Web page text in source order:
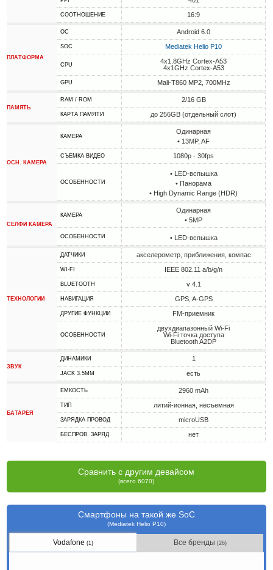
СООТНОШЕНИЕ 16:9
ПЛАТФОРМА
ОС Android 6.0
SOC Mediatek Helio P10
CPU
4x1.8GHz Cortex-A53
4x1GHz Cortex-A53
GPU Mali-T860 MP2, 700MHz
ПАМЯТЬ
RAM / ROM 2/16 GB
КАРТА ПАМЯТИ до 256GB (отдельный слот)
ОСН. КАМЕРА
КАМЕРА
Одинарная
• 13MP, AF
СЪЕМКА ВИДЕО 1080p - 30fps
ОСОБЕННОСТИ
• LED-вспышка
• Панорама
• High Dynamic Range (HDR)
СЕЛФИ КАМЕРА
КАМЕРА
Одинарная
• 5MP
ОСОБЕННОСТИ • LED-вспышка
ТЕХНОЛОГИИ
ДАТЧИКИ акселерометр, приближения, компас
WI-FI IEEE 802.11 a/b/g/n
BLUETOOTH v 4.1
НАВИГАЦИЯ GPS, A-GPS
ДРУГИЕ ФУНКЦИИ FM-приемник
ОСОБЕННОСТИ
двухдиапазонный Wi-Fi
Wi-Fi точка доступа
Bluetooth A2DP
ЗВУК
ДИНАМИКИ 1
JACK 3.5MM есть
БАТАРЕЯ
ЕМКОСТЬ 2960 mAh
ТИП литий-ионная, несъемная
ЗАРЯДКА ПРОВОД microUSB
БЕСПРОВ. ЗАРЯД. нет
Сравнить с другим девайсом
(всего 6070)
Смартфоны на такой же SoC
(Mediatek Helio P10)
Vodafone(1) Все бренды(26)